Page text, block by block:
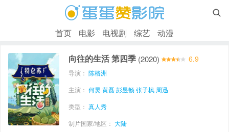

首页 电影 电视剧 综艺 动漫
向往的生活 第四季 (2020) 6.9
导演： 陈格洲
主演： 何炅 黄磊彭昱畅张子枫 周迅
类型： 真人秀
制片国家/地区： 大陆